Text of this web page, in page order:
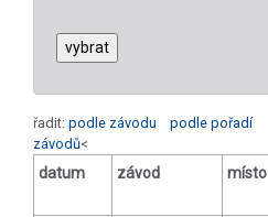
řadit: podle závodu podle pořadí
závodů<
datum závod místo